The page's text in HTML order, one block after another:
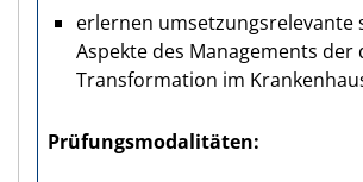
erlernen umsetzungsrelevante
Aspekte des Managements der
Transformation im
Prüfungs­modalitäten